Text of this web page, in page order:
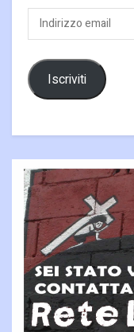
Indirizzo
email
Iscriviti